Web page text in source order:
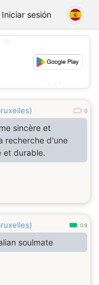
Iniciar sesión
0
sincère et
recherche d'une
et durable.
0.9
soulmate